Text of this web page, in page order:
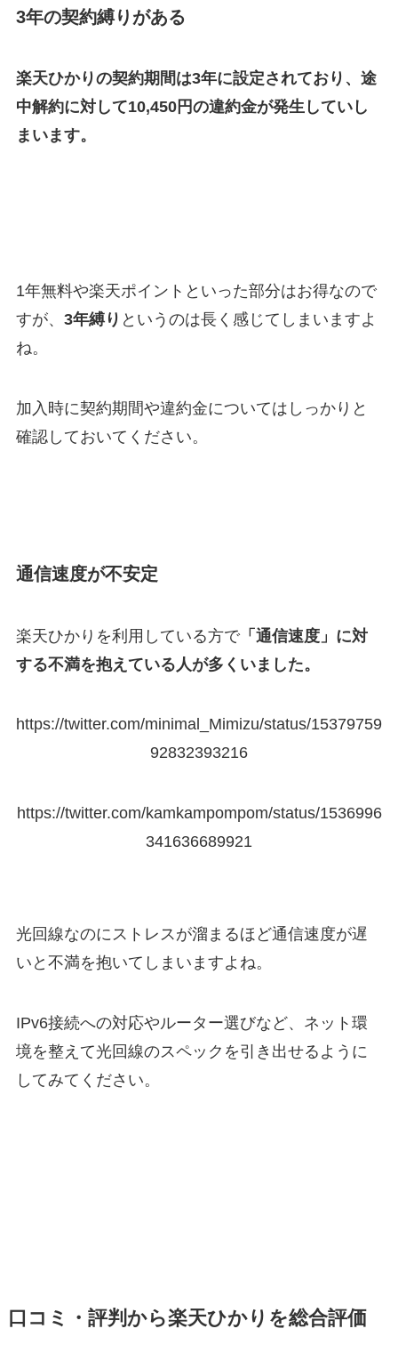
3年の契約縛りがある
楽天ひかりの契約期間は3年に設定されており、途
中解約に対して10,450円の違約金が発生していし
まいます。
1年無料や楽天ポイントといった部分はお得なので
すが、 3年縛り というのは長く感じてしまいますよ
ね。
加入時に契約期間や違約金についてはしっかりと
確認しておいてください。
通信速度が不安定
楽天ひかりを利用している方で「通信速度」に対
する不満を抱えている人が多くいました。
https://twitter.com/minimal_Mimizu/status/15379759
92832393216
https://twitter.com/kamkampompom/status/1536996
341636689921
光回線なのにストレスが溜まるほど通信速度が遅
いと不満を抱いてしまいますよね。
IPv6接続への対応やルーター選びなど、ネット環
境を整えて光回線のスペックを引き出せるように
してみてください。
口コミ・評判から楽天ひかりを総合評価